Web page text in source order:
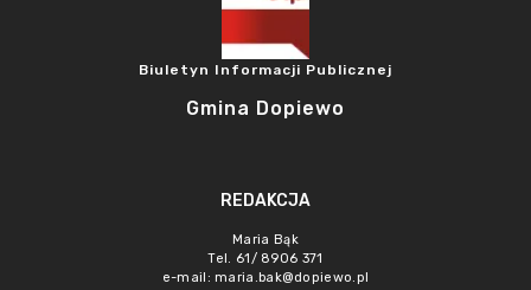
Biuletyn Informacji Publicznej
Gmina Dopiewo
REDAKCJA
Maria Bąk
Tel. 61/ 8906 371
e-mail: maria.bak@dopiewo.pl